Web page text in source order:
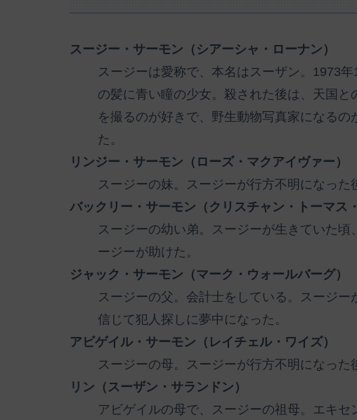
スージー・サーモン（シアーシャ・ローナン）
スージーは愛称で、本名はスーザン。1973
の髪に青い瞳の少女。殺された後は、天国
を撮るのが好きで、野生動物写真家になる
た。
リンジー・サーモン（ローズ・マクアイヴァー）
スージーの妹。スージーが行方不明になった
バックリー・サーモン（クリスチャン・トーマス
スージーの幼い弟。スージーが生きていた
ージーが助けた。
ジャック・サーモン（マーク・ウォールバーグ）
スージーの父。会計士をしている。スージ
信じて犯人探しに夢中になった。
アビゲイル・サーモン（レイチェル・ワイズ）
スージーの母。スージーが行方不明になった
リン（スーザン・サランドン）
アビゲイルの母で、スージーの祖母。エキ